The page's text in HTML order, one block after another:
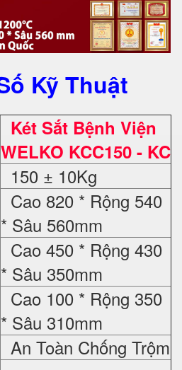
Kỹ Thuật
Két Sắt Bệnh Viện
WELKO KCC150 - KC
150 ± 10Kg
Cao 820 * Rộng 540
* Sâu 560mm
Cao 450 * Rộng 430
* Sâu 350mm
Cao 100 * Rộng 350
* Sâu 310mm
An Toàn Chống Trộm